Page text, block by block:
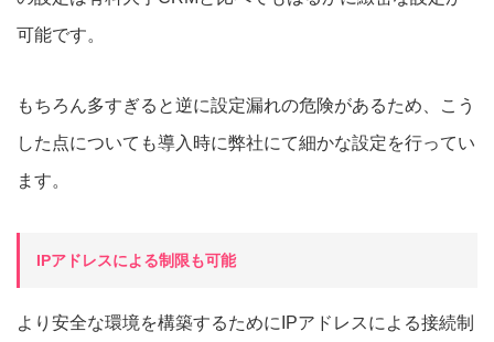
可能です。
もちろん多すぎると逆に設定漏れの危険があるため、こう
した点についても導入時に弊社にて細かな設定を行ってい
ます。
IPアドレスによる制限も可能
より安全な環境を構築するためにIPアドレスによる接続制